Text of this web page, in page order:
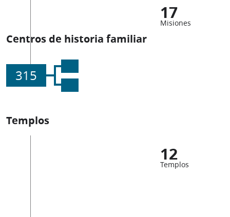
17
Misiones
Centros de historia familiar
315
Templos
12
Templos